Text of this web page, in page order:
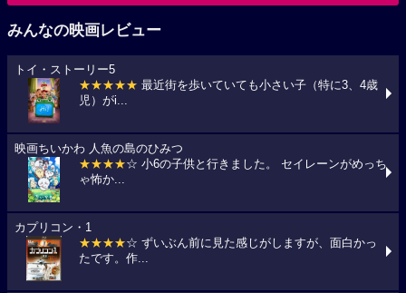
みんなの映画レビュー
トイ・ストーリー5
★★★★★ 最近街を歩いていても小さい子（特に3、4歳
児）がi...
映画ちいかわ 人魚の島のひみつ
★★★★☆ 小6の子供と行きました。 セイレーンがめっち
ゃ怖か...
カプリコン・1
★★★★☆ ずいぶん前に見た感じがしますが、面白かっ
たです。作...